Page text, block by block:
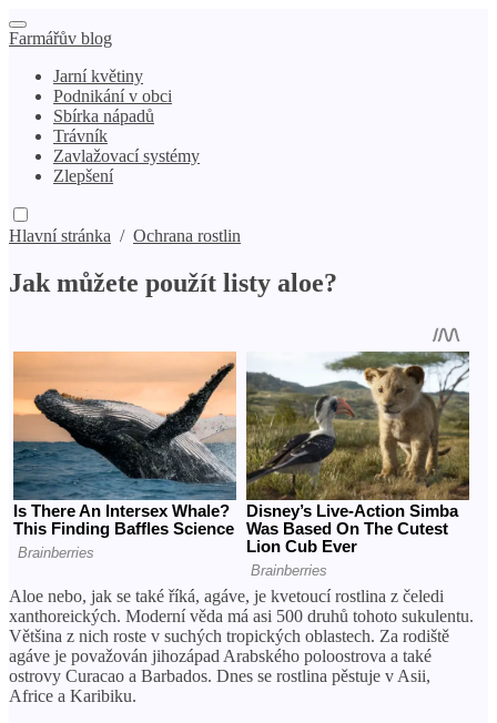
Farmářův blog
Jarní květiny
Podnikání v obci
Sbírka nápadů
Trávník
Zavlažovací systémy
Zlepšení
Hlavní stránka / Ochrana rostlin
Jak můžete použít listy aloe?
Aloe nebo, jak se také říká, agáve, je kvetoucí rostlina z čeledi
xanthoreických. Moderní věda má asi 500 druhů tohoto sukulentu.
Většina z nich roste v suchých tropických oblastech. Za rodiště
agáve je považován jihozápad Arabského poloostrova a také
ostrovy Curacao a Barbados. Dnes se rostlina pěstuje v Asii,
Africe a Karibiku.